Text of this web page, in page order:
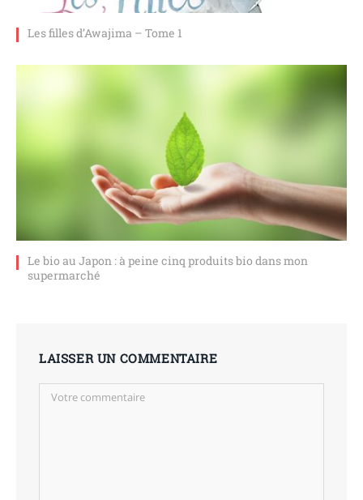
Les filles d’Awajima – Tome 1
Le bio au Japon : à peine cinq produits bio dans mon
supermarché
LAISSER UN COMMENTAIRE